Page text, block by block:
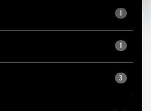
1
1
3